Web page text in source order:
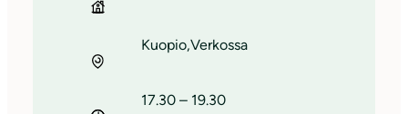
Kuopio,Verkossa
17.30 – 19.30